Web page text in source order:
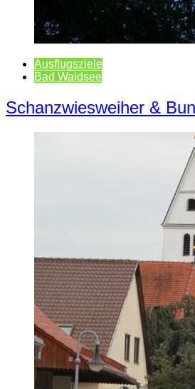
Ausflugsziele
Bad Waldsee
Schanzwiesweiher &